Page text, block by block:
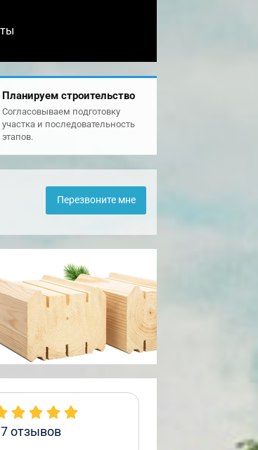
Планируем строительство
Согласовываем подготовку
участка и последовательность
этапов.
Перезвоните мне
отзывов